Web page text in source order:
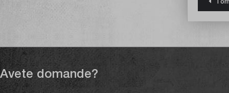
Avete domande?